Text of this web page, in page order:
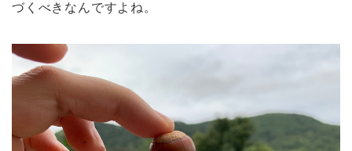
づくべきなんですよね。